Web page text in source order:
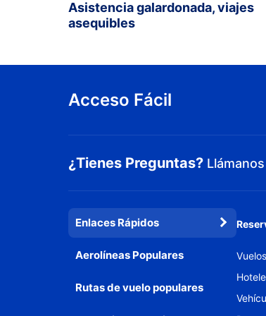
Asistencia galardonada, viajes
asequibles
Acceso Fácil
¿Tienes Preguntas?
Enlaces Rápidos
Aerolíneas Populares
Rutas de vuelo populares